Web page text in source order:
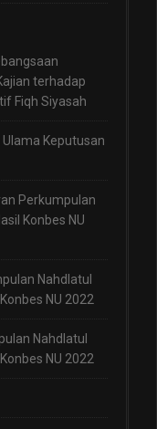
terhadap
Fiqh Siyasah
Keputusan
Perkumpulan
Konbes NU
Nahdlatul
NU 2022
Nahdlatul
NU 2022